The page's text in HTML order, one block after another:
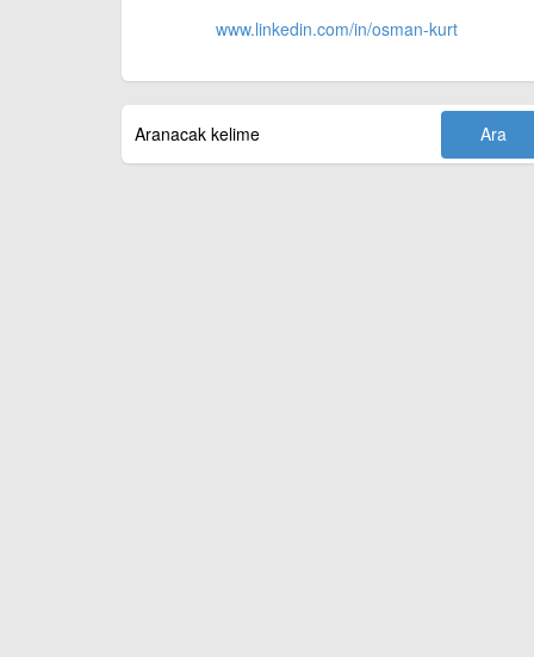
www.linkedin.com/in/osman-kurt